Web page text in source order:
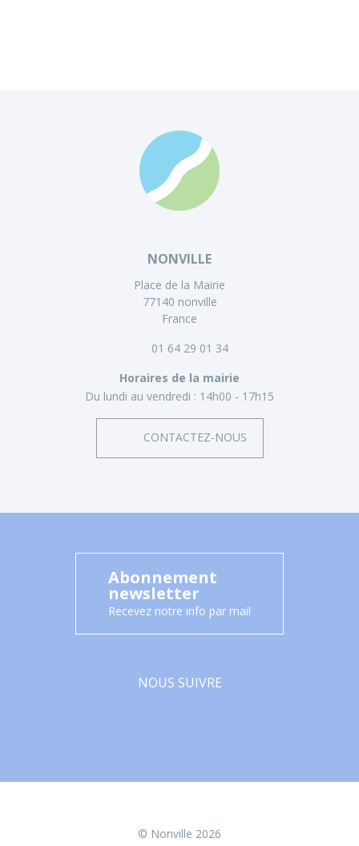
NONVILLE
Place de la Mairie
77140 nonville
France
01 64 29 01 34
Horaires de la mairie
Du lundi au vendredi : 14h00 - 17h15
CONTACTEZ-NOUS
Abonnement
newsletter
Recevez notre info par mail
NOUS SUIVRE
© Nonville 2026